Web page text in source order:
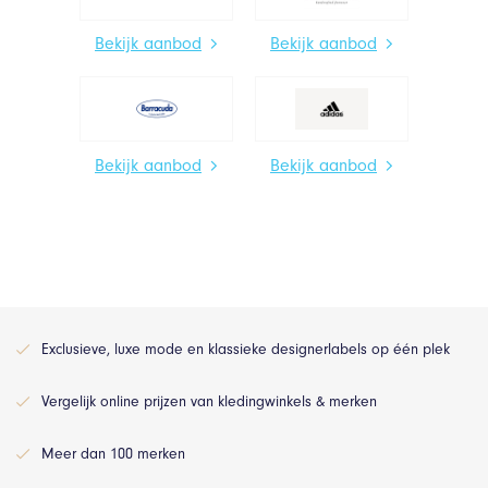
Bekijk aanbod Bekijk aanbod
Bekijk aanbod Bekijk aanbod
Exclusieve, luxe mode en klassieke designerlabels op één plek
Vergelijk online prijzen van kledingwinkels & merken
Meer dan 100 merken